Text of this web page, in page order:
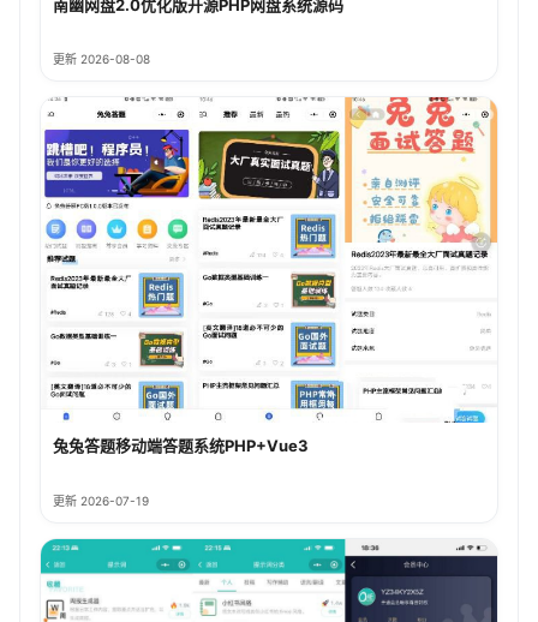
南幽网盘2.0优化版开源PHP网盘系统源码
更新 2026-08-08
兔兔答题移动端答题系统PHP+Vue3
更新 2026-07-19